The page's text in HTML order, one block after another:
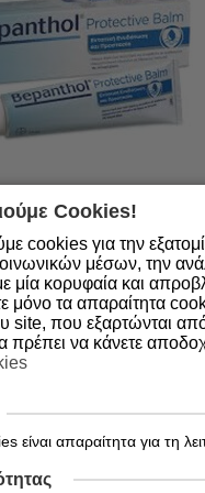
απο 4-6
Balm για Δερματικούς
με Προβιταμίνη Β5
100g
Cookies!
cookies για την
μέσων, την
μία κορυφαία και
μόνο τα απαραίτητα
site, που εξαρτώνται
πρέπει να κάνετε
είναι απαραίτητα για τη